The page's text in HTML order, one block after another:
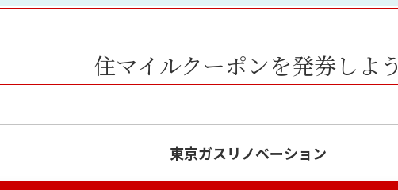
住マイルクーポンを発券しよう
東京ガスリノベーション